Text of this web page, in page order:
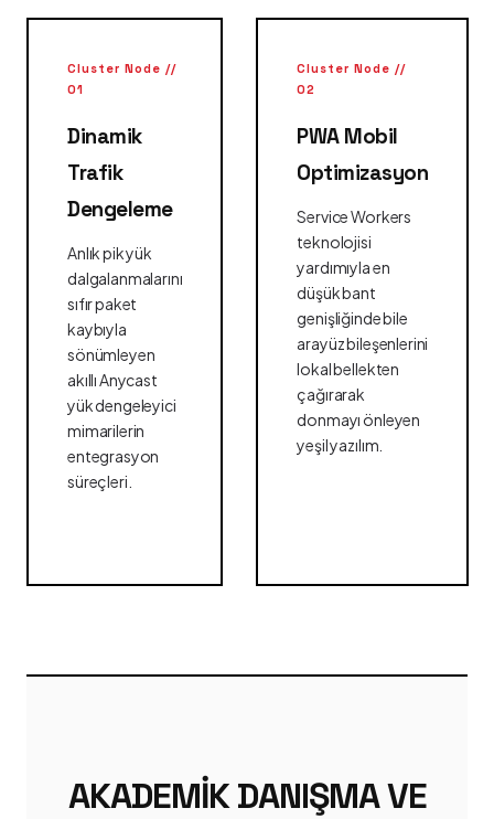
Cluster Node //
01
Dinamik
Trafik
Dengeleme
Anlık pik yük
dalgalanmalarını
sıfır paket
kaybıyla
sönümleyen
akıllı Anycast
yük dengeleyici
mimarilerin
entegrasyon
süreçleri.
Cluster Node //
02
PWA Mobil
Optimizasyon
Service Workers
teknolojisi
yardımıyla en
düşük bant
genişliğinde bile
arayüz bileşenlerini
lokal bellekten
çağırarak
donmayı önleyen
yeşil yazılım.
AKADEMIK DANIŞMA VE